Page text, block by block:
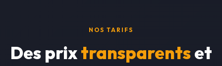
NOS TARIFS
Des prixtransparentset